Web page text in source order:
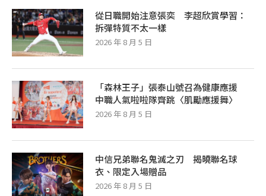
從日職開始注意張奕 李超欣賞學習：
拆彈特質不太一樣
2026 年 8 月 5 日
「森林王子」張泰山號召為健康應援
中職人氣啦啦隊齊跳〈肌勵應援舞〉
2026 年 8 月 5 日
中信兄弟聯名鬼滅之刃 揭曉聯名球
衣、限定入場贈品
2026 年 8 月 5 日